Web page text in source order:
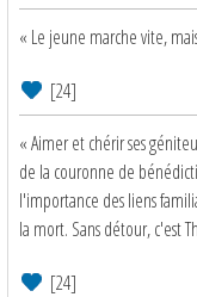
« Le jeune marche vite,
[24]
« Aimer et chérir ses
de la couronne de
l'importance des liens
la mort. Sans détour, c'est
[24]